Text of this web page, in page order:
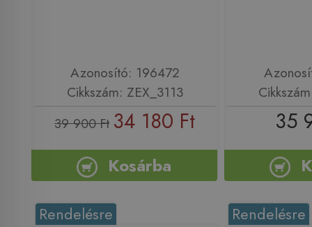
Azonosító: 196472
Cikkszám: ZEX_3113
39 900 Ft 34 180 Ft
Kosárba
35
Rendelésre Rendelésre